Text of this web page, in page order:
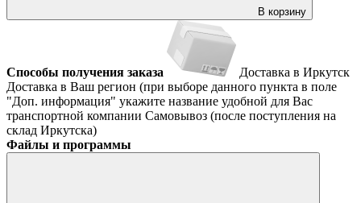
В корзину
Способы получения заказа
Доставка в Иркутск
Доставка в Ваш регион (при выборе данного пункта в поле
"Доп. информация" укажите название удобной для Вас
транспортной компании Самовывоз (после поступления на
склад Иркутска)
Файлы и программы